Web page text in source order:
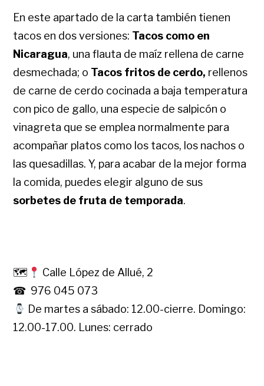
En este apartado de la carta también tienen
tacos en dos versiones: Tacos como en
Nicaragua, una flauta de maíz rellena de carne
desmechada; o Tacos fritos de cerdo, rellenos
de carne de cerdo cocinada a baja temperatura
con pico de gallo, una especie de salpicón o
vinagreta que se emplea normalmente para
acompañar platos como los tacos, los nachos o
las quesadillas. Y, para acabar de la mejor forma
la comida, puedes elegir alguno de sus
sorbetes de fruta de temporada.
🗺
Calle López de Allué, 2
☎ 976 045 073
De martes a sábado: 12.00-cierre. Domingo:
12.00-17.00. Lunes: cerrado